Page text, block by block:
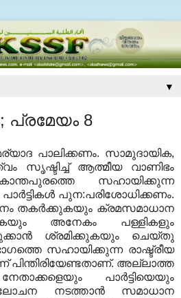
▼
പ്രമേയം 8
പാലിക്കണം. സാമുദായിക,
സൃഷ്ടിച്ച് ആത്മീയ വാണിഭം
സഹായിക്കുന്ന
പുന:പരിശോധിക്കണം.
തകര്‍ക്കുകയും ക്രമസമാധാന
അനേകം പള്ളികളും
ശ്രമിക്കുകയും ചെയ്തു
സഹായിക്കുന്ന രാഷ്ട്രീയ
പിന്തിരിയേണ്ടതാണ്. അല്ലാത്ത
പാര്‍ട്ടിയെയും
നടത്താന്‍ സമാധാന